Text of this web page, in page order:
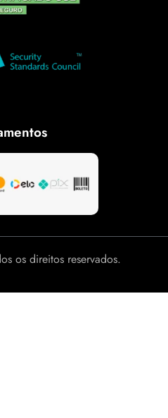
os direitos reservados.